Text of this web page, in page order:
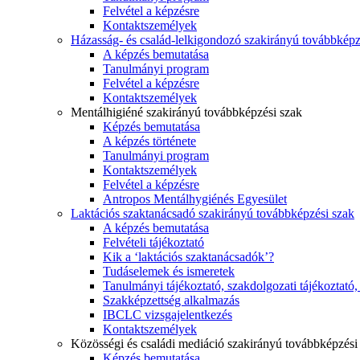
Felvétel a képzésre
Kontaktszemélyek
Házasság- és család-lelkigondozó szakirányú
A képzés bemutatása
Tanulmányi program
Felvétel a képzésre
Kontaktszemélyek
Mentálhigiéné szakirányú továbbképzési szak
Képzés bemutatása
A képzés története
Tanulmányi program
Kontaktszemélyek
Felvétel a képzésre
Antropos Mentálhygiénés Egyesület
Laktációs szaktanácsadó szakirányú továbbképzési szak
A képzés bemutatása
Felvételi tájékoztató
Kik a ‘laktációs szaktanácsadók’?
Tudáselemek és ismeretek
Tanulmányi tájékoztató, szakdolgozati
Szakképzettség alkalmazás
IBCLC vizsgajelentkezés
Kontaktszemélyek
Közösségi és családi mediáció szakirányú továbbképzési